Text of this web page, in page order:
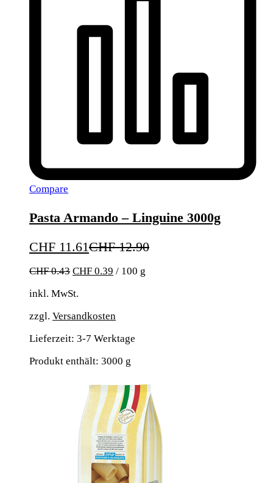
Compare
Pasta Armando – Linguine 3000g
CHF 11.61CHF12.90
CHF0.43 CHF 0.39 / 100 g
inkl. MwSt.
zzgl. Versandkosten
Lieferzeit: 3-7 Werktage
Produkt enthält: 3000 g